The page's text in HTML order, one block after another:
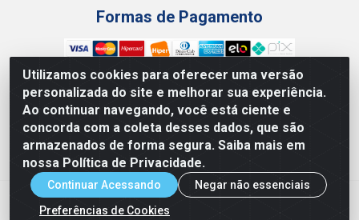
Utilizamos cookies para oferecer uma versão
personalizada do site e melhorar sua experiência.
Ao continuar navegando, você está ciente e
concorda com a coleta desses dados, que são
armazenados de forma segura. Saiba mais em
nossa Política de Privacidade.
Continuar Acessando
Negar não essenciais
Preferências de Cookies
Formas de Pagamento
Junco Industria e Comercio Ltda - R. Lineu Anterino
Mariano, 505 - Distrito Industrial, Uberlândia - MG CEP
38.402-346 - CNPJ: 66.312.653/0001-14